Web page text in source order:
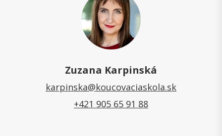
Zuzana Karpinská
karpinska@koucovaciaskola.sk
+421 905 65 91 88